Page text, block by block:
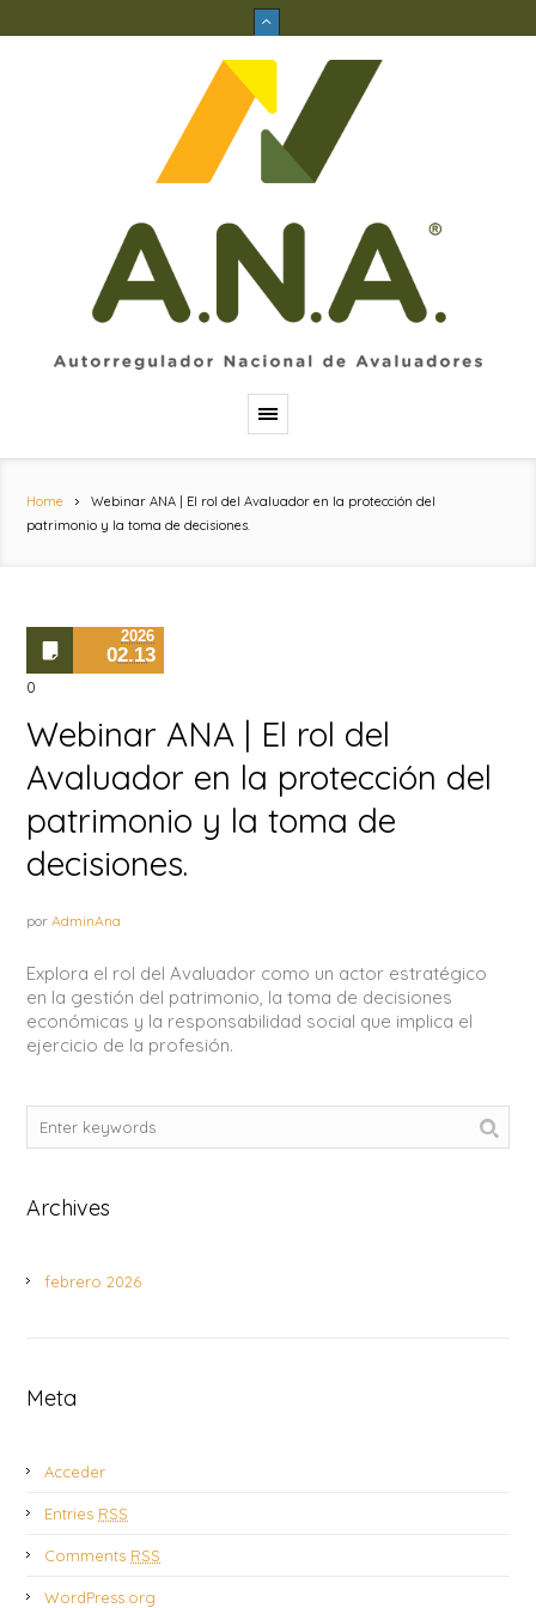
Home
Webinar ANA | El rol del Avaluador en la protección del
patrimonio y la toma de decisiones.
2026
02.13
0
Webinar ANA | El rol del
Avaluador en la protección del
patrimonio y la toma de
decisiones.
porAdminAna
Explora el rol del Avaluador como un actor estratégico
en la gestión del patrimonio, la toma de decisiones
económicas y la responsabilidad social que implica el
ejercicio de la profesión.
Archives
febrero 2026
Meta
Acceder
Entries RSS
Comments RSS
WordPress.org